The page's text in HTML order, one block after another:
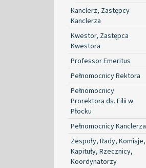
Kanclerz, Zastępcy
Kanclerza
Kwestor, Zastępca
Kwestora
Professor Emeritus
Pełnomocnicy Rektora
Pełnomocnicy
Prorektora ds. Filii w
Płocku
Pełnomocnicy Kanclerza
Zespoły, Rady, Komisje,
Kapituły, Rzecznicy,
Koordynatorzy